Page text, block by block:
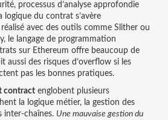
, processus d’analyse approfondie
logique du contrats’avère
avec des outils comme Slither ou
, le langage de programmation
sur Ethereum offre beaucoup de
aussi des risques d’overflow si les
pas les bonnes pratiques.
contractenglobent plusieurs
la logique métier, la gestion des
Une mauvaise gestion du